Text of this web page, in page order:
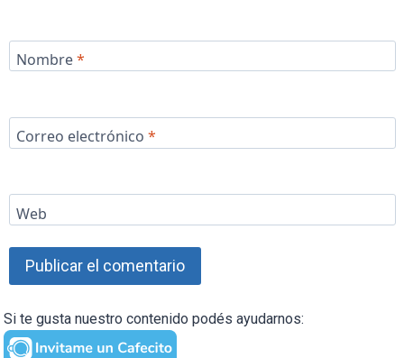
Nombre*
Correo electrónico *
Web
Si te gusta nuestro contenido podés ayudarnos: